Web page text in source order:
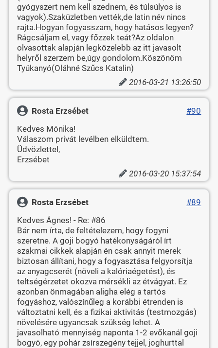
gyógyszert nem kell szednem, és túlsúlyos is
vagyok).Szaküzletben vették,de latin név nincs
rajta.Hogyan fogyasszam, hogy hatásos legyen?
Rágcsáljam el, vagy főzzek teát?Az oldalon
olvasottak alapján legközelebb az itt javasolt
helyről szerzem be,úgy gondolom.Köszönöm
Tyúkanyó(Oláhné Szűcs Katalin)
2016-03-21 13:26:50
Rosta Erzsébet
#90
Kedves Mónika!
Válaszom privát levélben elküldtem.
Üdvözlettel,
Erzsébet
2016-03-20 15:37:54
Rosta Erzsébet
#89
Kedves Ágnes! - Re: #86
Bár nem írta, de feltételezem, hogy fogyni
szeretne. A goji bogyó hatékonyságáról írt
szakmai cikkek alapján én csak annyit merek
biztosan állítani, hogy a fogyasztása felgyorsítja
az anyagcserét (növeli a kalóriaégetést), és
teltségérzetet okozva mérsékli az étvágyat. Ez
azonban önmagában aligha elég a tartós
fogyáshoz, valószínűleg a korábbi étrenden is
változtatni kell, és a fizikai aktivitás (testmozgás)
növelésére ugyancsak szükség lehet. A
javasolható mennyiség naponta 1-2 evőkanál goji
bogyó, egy pohár zsírszegény tejjel, joghurttal